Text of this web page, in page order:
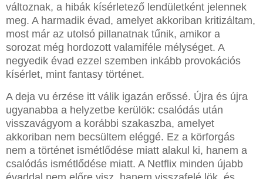
változnak, a hibák kísérletező lendületként jelennek
meg. A harmadik évad, amelyet akkoriban kritizáltam,
most már az utolsó pillanatnak tűnik, amikor a
sorozat még hordozott valamiféle mélységet. A
negyedik évad ezzel szemben inkább provokációs
kísérlet, mint fantasy történet.
A deja vu érzése itt válik igazán erőssé. Újra és újra
ugyanabba a helyzetbe kerülök: csalódás után
visszavágyom a korábbi szakaszba, amelyet
akkoriban nem becsültem eléggé. Ez a körforgás
nem a történet ismétlődése miatt alakul ki, hanem a
csalódás ismétlődése miatt. A Netflix minden újabb